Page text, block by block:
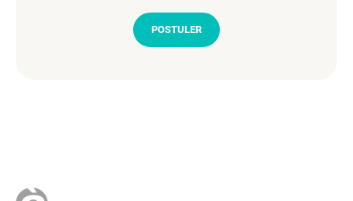
POSTULER